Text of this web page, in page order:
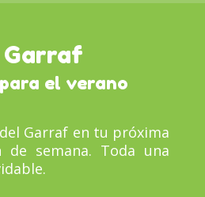
el verano
Garraf en tu próxima
de semana. Toda una